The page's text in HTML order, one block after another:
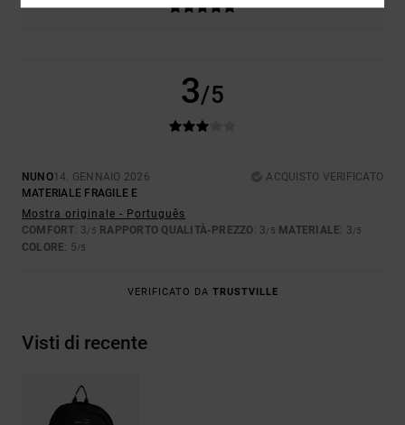
3/5
NUNO14. GENNAIO 2026
ACQUISTO VERIFICATO
MATERIALE FRAGILE E
Mostra originale - Português
COMFORT: 3/5 RAPPORTO QUALITÀ-PREZZO: 3/5 MATERIALE: 3/5
COLORE: 5/5
VERIFICATO DA TRUSTVILLE
Visti di recente